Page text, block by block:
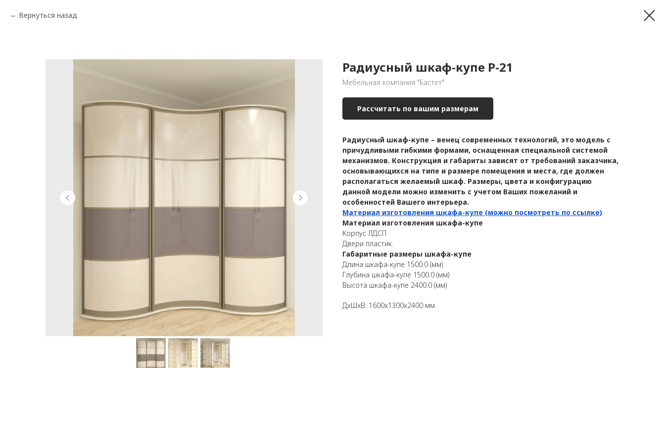
Вернуться назад
Радиусный шкаф-купе Р-21
Мебельная компания "Бастет"
Рассчитать по вашим размерам
Радиусный шкаф-купе – венец современных технологий, это модель с
причудливыми гибкими формами, оснащенная специальной системой
механизмов. Конструкция и габариты зависят от требований заказчика,
основывающихся на типе и размере помещения и места, где должен
располагаться желаемый шкаф. Размеры, цвета и конфигурацию
данной модели можно изменить с учетом Ваших пожеланий и
особенностей Вашего интерьера.
Материал изготовления шкафа-купе (можно посмотреть по ссылке)
Материал изготовления шкафа-купе
Корпус ЛДСП
Двери пластик.
Габаритные размеры шкафа-купе
Длина шкафа-купе 1500.0 (мм)
Глубина шкафа-купе 1500.0 (мм)
Высота шкафа-купе 2400.0 (мм)
ДxШxВ: 1600x1300x2400 мм